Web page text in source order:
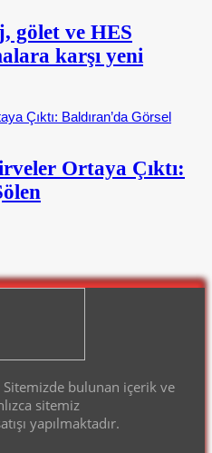
gölet ve HES
karşı yeni
Ortaya Çıktı:
bulunan içerik ve
sitemiz
yapılmaktadır.